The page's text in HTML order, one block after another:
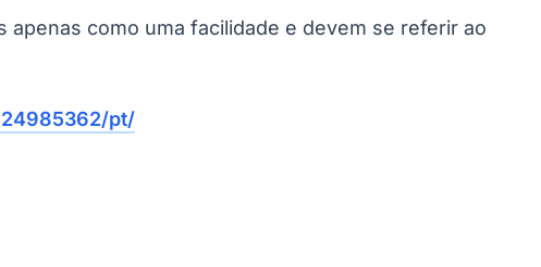
como uma facilidade e devem se referir ao
pt/